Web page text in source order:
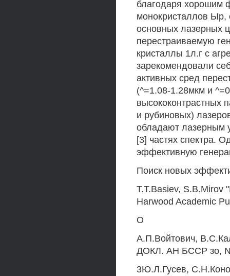
благодаря хорошим
монокристаллов Ыр,
основных лазерных
перестраиваемую
кристаллы 1л.г с
зарекомендовали
активных сред
(^=1.08-1.28мкм и
высококонтрастных
и рубиновых)
обладают лазерным
[3] частях спектра.
эффективную
Поиск новых
T.T.Basiev, S.B.Mirov
Harwood Academic
О
А.П.Войтович,
ДОКЛ. АН БССР зо,
3Ю.Л.Гусев,